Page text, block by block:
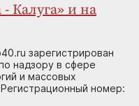
Калуга» и на
зарегистрирован
надзору в сфере
и массовых
Регистрационный номер: